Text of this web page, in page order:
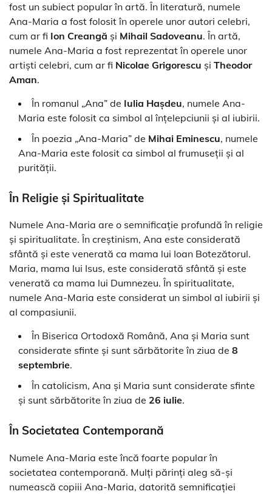
fost un subiect popular în artă. În literatură, numele
Ana-Maria a fost folosit în operele unor autori celebri,
cum ar fi Ion Creangă și Mihail Sadoveanu. În artă,
numele Ana-Maria a fost reprezentat în operele unor
artiști celebri, cum ar fi Nicolae Grigorescu și Theodor
Aman.
În romanul „Ana” de Iulia Hașdeu, numele Ana-
Maria este folosit ca simbol al înțelepciunii și al iubirii.
În poezia „Ana-Maria” de Mihai Eminescu, numele
Ana-Maria este folosit ca simbol al frumuseții și al
purității.
În Religie și Spiritualitate
Numele Ana-Maria are o semnificație profundă în religie
și spiritualitate. În creștinism, Ana este considerată
sfântă și este venerată ca mama lui Ioan Botezătorul.
Maria, mama lui Isus, este considerată sfântă și este
venerată ca mama lui Dumnezeu. În spiritualitate,
numele Ana-Maria este considerat un simbol al iubirii și
al compasiunii.
În Biserica Ortodoxă Română, Ana și Maria sunt
considerate sfinte și sunt sărbătorite în ziua de 8
septembrie.
În catolicism, Ana și Maria sunt considerate sfinte
și sunt sărbătorite în ziua de 26 iulie.
În Societatea Contemporană
Numele Ana-Maria este încă foarte popular în
societatea contemporană. Mulți părinți aleg să-și
numească copiii Ana-Maria, datorită semnificației